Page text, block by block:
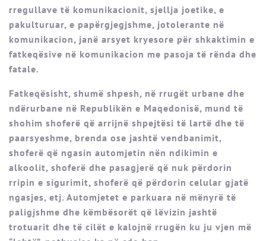
rregullave të komunikacionit, sjellja joetike, e
pakulturuar, e papërgjegjshme, jotolerante në
komunikacion, janë arsyet kryesore për shkaktimin e
fatkeqësive në komunikacion me pasoja të rënda dhe
fatale.
Fatkeqësisht, shumë shpesh, në rrugët urbane dhe
ndërurbane në Republikën e Maqedonisë, mund të
shohim shoferë që arrijnë shpejtësi të lartë dhe të
paarsyeshme, brenda ose jashtë vendbanimit,
shoferë që ngasin automjetin nën ndikimin e
alkoolit, shoferë dhe pasagjerë që nuk përdorin
rripin e sigurimit, shoferë që përdorin celular gjatë
ngasjes, etj. Automjetet e parkuara në mënyrë të
paligjshme dhe këmbësorët që lëvizin jashtë
trotuarit dhe të cilët e kalojnë rrugën ku ju vjen më